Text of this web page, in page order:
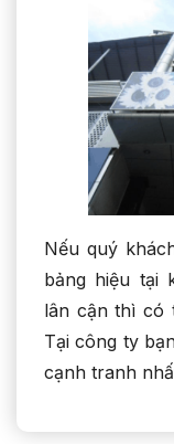
Nếu quý
bảng hiệu tại
lân cận thì có
Tại công ty
cạnh tranh